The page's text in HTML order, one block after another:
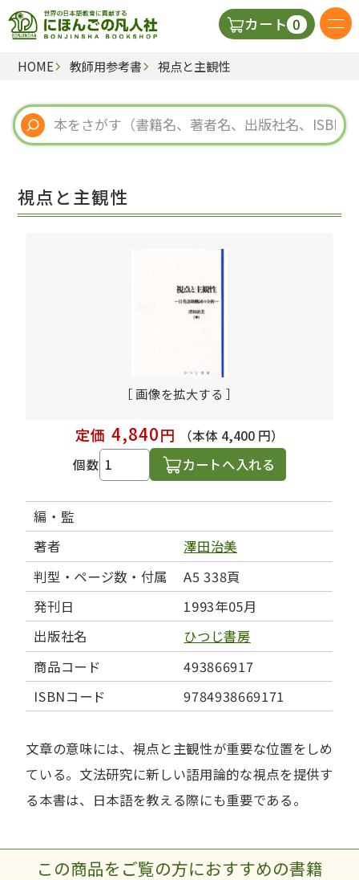
カート 0
日本語の教科書
視聴覚・補助教材
HOME 教師用参考書 視点と主観性
視点と主観性
［ 画像を拡大する ］
定価 4,840円
（本体 4,400 円）
個数
カートへ入れる
編・監
著者
澤田治美
判型・ページ数・付属
A5 338頁
発刊日
1993年05月
出版社名
ひつじ書房
商品コード
493866917
ISBNコード
9784938669171
文章の意味には、視点と主観性が重要な位置をしめ
ている。文法研究に新しい語用論的な視点を提供す
る本書は、日本語を教える際にも重要である。
この商品をご覧の方におすすめの書籍